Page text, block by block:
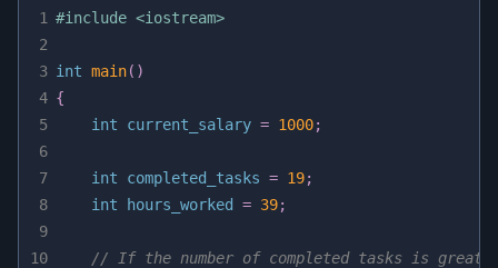
1
2
3
4
5
6
7
8
9
10
#include <iostream>
int main( )
{
int current_salary = 1000;
int completed_tasks = 19;
int hours_worked = 39;
// If the number of completed tasks is